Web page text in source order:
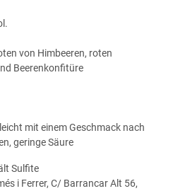
von Himbeeren, roten
Beerenkonfitüre
mit einem Geschmack nach
geringe Säure
Sulfite
i Ferrer, C/ Barrancar Alt 56,